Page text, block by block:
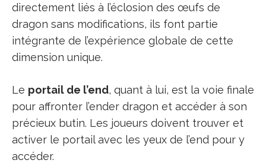
directement liés à l’éclosion des œufs de
dragon sans modifications, ils font partie
intégrante de l’expérience globale de cette
dimension unique.
Le portail de l’end, quant à lui, est la voie finale
pour affronter l’ender dragon et accéder à son
précieux butin. Les joueurs doivent trouver et
activer le portail avec les yeux de l’end pour y
accéder.